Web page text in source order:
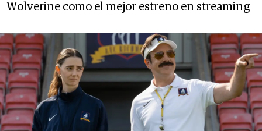
Wolverine como el mejor estreno en streaming